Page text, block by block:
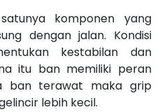
komponen yang
dengan jalan. Kondisi
kestabilan dan
itu ban memiliki peran
ban terawat maka grip
lebih kecil.